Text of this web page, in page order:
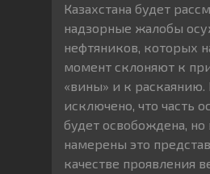
Казахстана будет
надзорные жалобы
нефтяников, которых
момент склоняют к
«вины» и к раскаянию.
исключено, что часть
будет освобождена, но
намерены это
качестве проявления